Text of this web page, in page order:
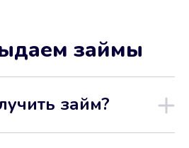
займы
займ?